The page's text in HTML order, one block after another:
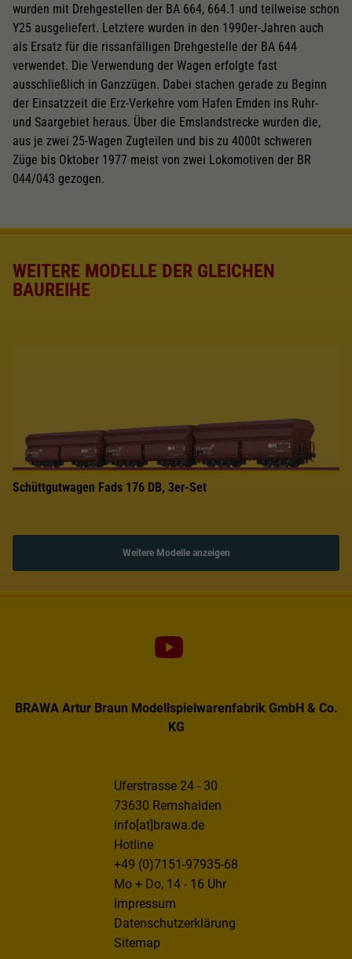
wurden mit Drehgestellen der BA 664, 664.1 und teilweise schon
Y25 ausgeliefert. Letztere wurden in den 1990er-Jahren auch
als Ersatz für die rissanfälligen Drehgestelle der BA 644
verwendet. Die Verwendung der Wagen erfolgte fast
ausschließlich in Ganzzügen. Dabei stachen gerade zu Beginn
der Einsatzzeit die Erz-Verkehre vom Hafen Emden ins Ruhr-
und Saargebiet heraus. Über die Emslandstrecke wurden die,
aus je zwei 25-Wagen Zugteilen und bis zu 4000t schweren
Züge bis Oktober 1977 meist von zwei Lokomotiven der BR
044/043 gezogen.
WEITERE MODELLE DER GLEICHEN
BAUREIHE
Schüttgutwagen Fads 176 DB, 3er-Set
Weitere Modelle anzeigen
BRAWA Artur Braun Modellspielwarenfabrik GmbH & Co.
KG
Uferstrasse 24 - 30
73630 Remshalden
info[at]brawa.de
Hotline
+49 (0)7151-97935-68
Mo + Do, 14 - 16 Uhr
Impressum
Datenschutzerklärung
Sitemap